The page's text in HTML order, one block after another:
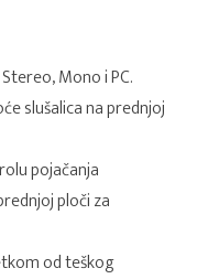
Mono i PC.
slušalica na prednjoj
pojačanja
ploči za
od teškog